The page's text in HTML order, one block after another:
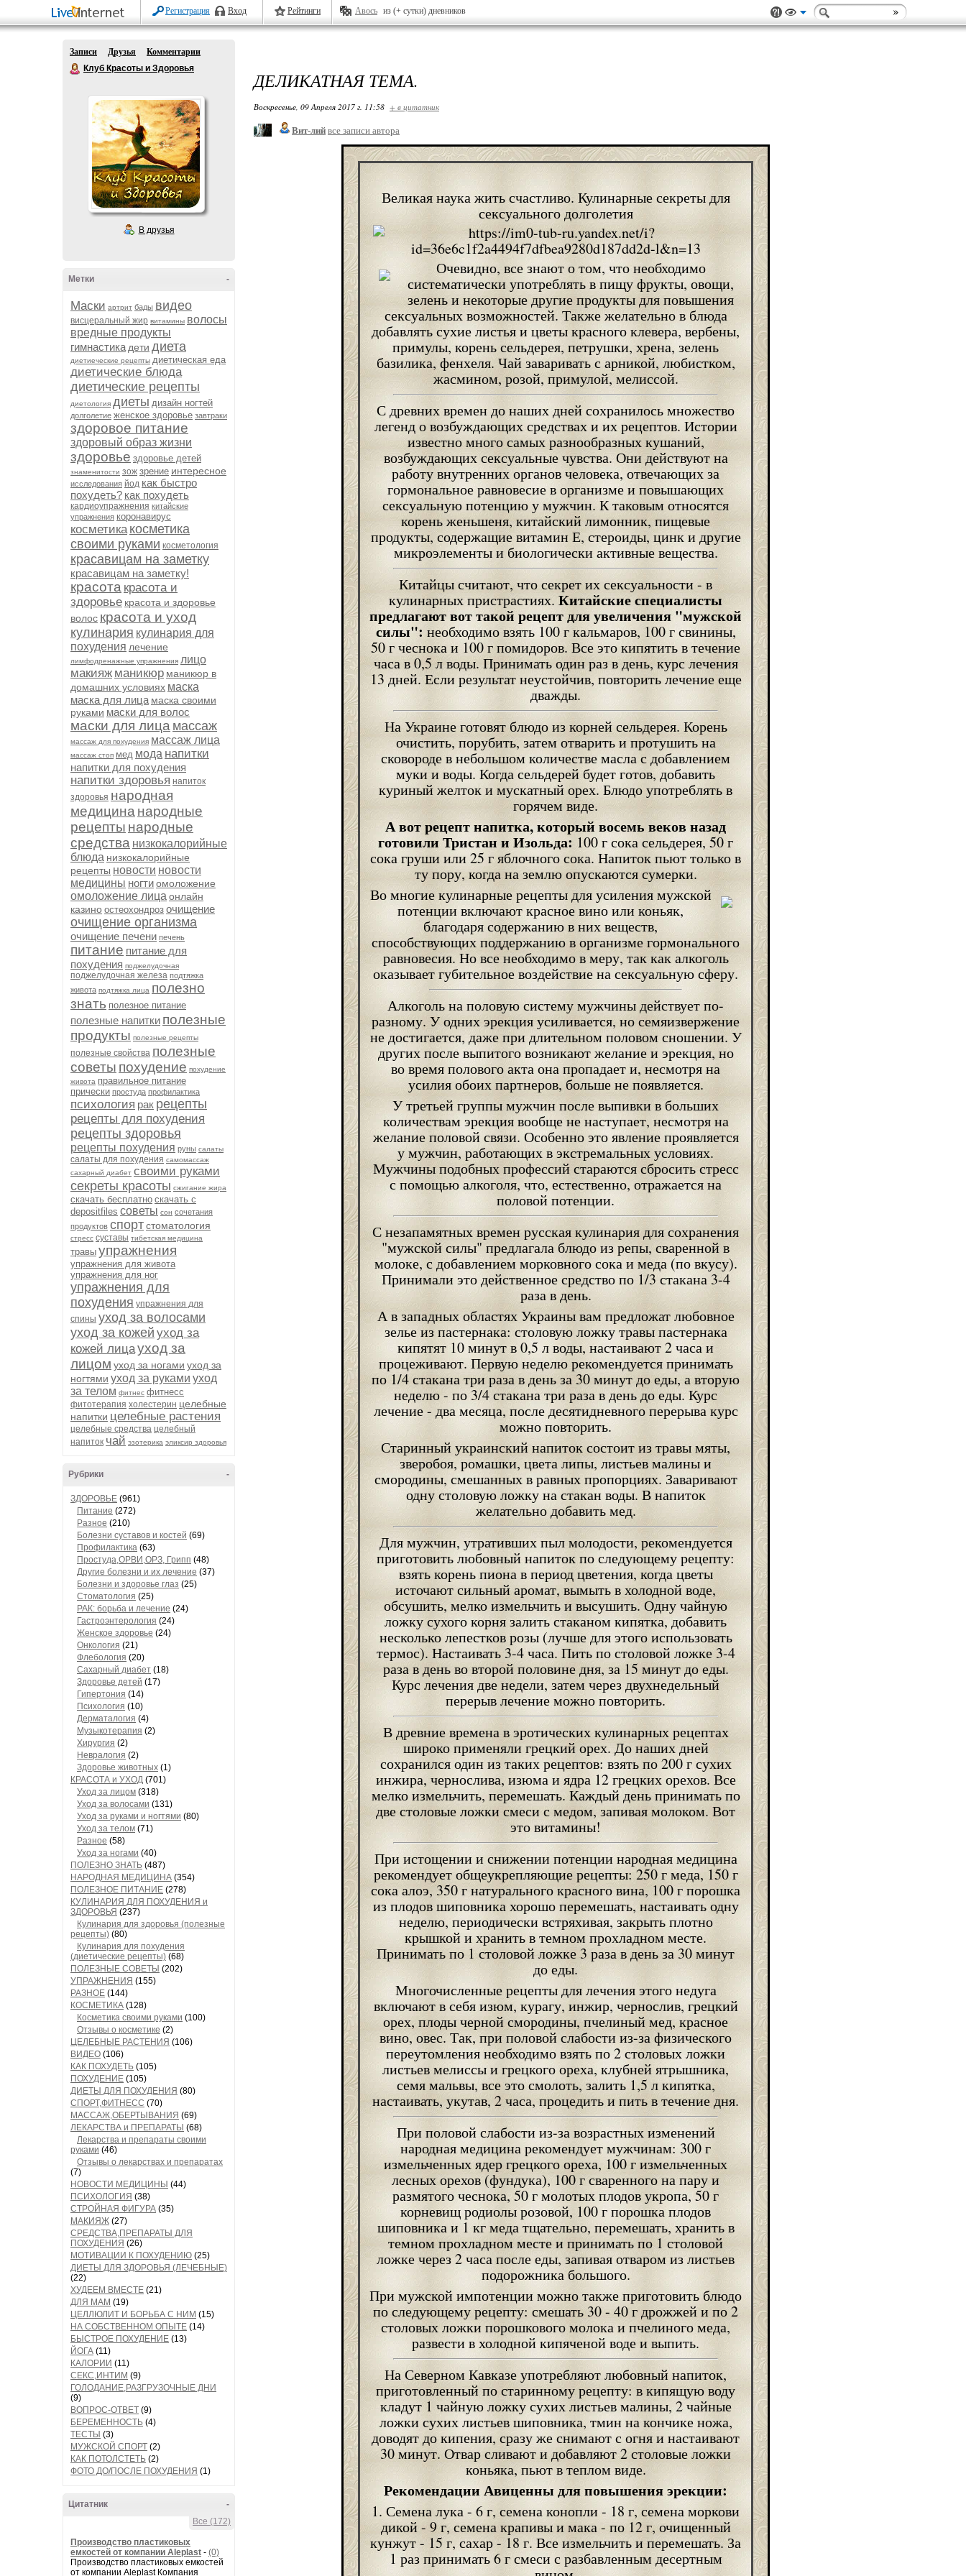
Регистрация Вход Рейтинги Авось из (+ сутки) дневников
Записи Друзья
Комментарии
Клуб Красоты и Здоровья
В друзья
-
Метки
Маски артрит бады видео
висцеральный жир витамины волосы
вредные продукты
гимнастика дети диета
диетиеческие рецепты диетическая еда
диетические блюда
диетические рецепты
диетология диеты дизайн ногтей
долголетие женское здоровье завтраки
здоровое питание
здоровый образ жизни
здоровье здоровье детей
знаменитости зож зрение интересное
исследования йод как быстро
похудеть? как похудеть
кардиоупражнения китайские
упражнения коронавирус
косметика косметика
своими руками косметология
красавицам на заметку
красавицам на заметку!
красота красота и
здоровье красота и здоровье
волос красота и уход
кулинария кулинария для
похудения лечение
лимфодренажные упражнения лицо
макияж маникюр маникюр в
домашних условиях маска
маска для лица маска своими
руками маски для волос
маски для лица массаж
массаж для похудения массаж лица
массаж стоп мед мода напитки
напитки для похудения
напитки здоровья напиток
здоровья народная
медицина народные
рецепты народные
средства низкокалорийные
блюда низкокалорийные
рецепты новости новости
медицины ногтиомоложение
омоложение лица онлайн
казино остеохондроз очищение
очищение организма
очищение печени печень
питание питание для
похудения поджелудочная
поджелудочная железа подтяжка
живота подтяжка лица полезно
знать полезное питание
полезные напитки полезные
продукты полезные рецепты
полезные свойства полезные
советы похудение похудение
живота правильное питание
прически простуда профилактика
психология рак рецепты
рецепты для похудения
рецепты здоровья
рецепты похудения руны салаты
салаты для похудения самомассаж
сахарный диабет своими руками
секреты красоты сжигание жира
скачать бесплатно скачать с
depositfiles советы сон сочетания
продуктов спортстоматология
стресс суставы тибетская медицина
травы упражнения
упражнения для живота
упражнения для ног
упражнения для
похудения упражнения для
спины уход за волосами
уход за кожей уход за
кожей лицауход за
лицом уход за ногами уход за
ногтями уход за руками уход
за телом фитнес фитнесс
фитотерапия холестерин целебные
напитки целебные растения
целебные средства целебный
напиток чай эзотерика эликсир здоровья
-
Рубрики
ЗДОРОВЬЕ (961)
Питание (272)
Разное (210)
Болезни суставов и костей (69)
Профилактика (63)
Простуда,ОРВИ,ОРЗ, Грипп (48)
Другие болезни и их лечение (37)
Болезни и здоровье глаз (25)
Стоматология (25)
РАК: борьба и лечение (24)
Гастроэнтерология (24)
Женское здоровье (24)
Онкология (21)
Флебология (20)
Сахарный диабет (18)
Здоровье детей (17)
Гипертония (14)
Психология (10)
Дерматалогия (4)
Музыкотерапия (2)
Хирургия (2)
Невралогия (2)
Здоровье животных (1)
КРАСОТА и УХОД (701)
Уход за лицом (318)
Уход за волосами (131)
Уход за руками и ногтями (80)
Уход за телом (71)
Разное (58)
Уход за ногами (40)
ПОЛЕЗНО ЗНАТЬ (487)
НАРОДНАЯ МЕДИЦИНА (354)
ПОЛЕЗНОЕ ПИТАНИЕ (278)
КУЛИНАРИЯ ДЛЯ ПОХУДЕНИЯ и
ЗДОРОВЬЯ (237)
Кулинария для здоровья (полезные
рецепты) (80)
Кулинария для похудения
(диетические рецепты) (68)
ПОЛЕЗНЫЕ СОВЕТЫ (202)
УПРАЖНЕНИЯ (155)
РАЗНОЕ (144)
КОСМЕТИКА (128)
Косметика своими руками (100)
Отзывы о косметике (2)
ЦЕЛЕБНЫЕ РАСТЕНИЯ (106)
ВИДЕО (106)
КАК ПОХУДЕТЬ (105)
ПОХУДЕНИЕ (105)
ДИЕТЫ ДЛЯ ПОХУДЕНИЯ (80)
СПОРТ,ФИТНЕСС (70)
МАССАЖ,ОБЕРТЫВАНИЯ (69)
ЛЕКАРСТВА и ПРЕПАРАТЫ (68)
Лекарства и препараты своими
руками (46)
Отзывы о лекарствах и препаратах
(7)
НОВОСТИ МЕДИЦИНЫ (44)
ПСИХОЛОГИЯ (38)
СТРОЙНАЯ ФИГУРА (35)
МАКИЯЖ (27)
СРЕДСТВА,ПРЕПАРАТЫ ДЛЯ
ПОХУДЕНИЯ (26)
МОТИВАЦИИ К ПОХУДЕНИЮ (25)
ДИЕТЫ ДЛЯ ЗДОРОВЬЯ (ЛЕЧЕБНЫЕ)
(22)
ХУДЕЕМ ВМЕСТЕ (21)
ДЛЯ МАМ (19)
ЦЕЛЛЮЛИТ И БОРЬБА С НИМ (15)
НА СОБСТВЕННОМ ОПЫТЕ (14)
БЫСТРОЕ ПОХУДЕНИЕ (13)
ЙОГА (11)
КАЛОРИИ (11)
СЕКС,ИНТИМ (9)
ГОЛОДАНИЕ,РАЗГРУЗОЧНЫЕ ДНИ
(9)
ВОПРОС-ОТВЕТ (9)
БЕРЕМЕННОСТЬ (4)
ТЕСТЫ (3)
МУЖСКОЙ СПОРТ (2)
КАК ПОТОЛСТЕТЬ (2)
ФОТО ДО/ПОСЛЕ ПОХУДЕНИЯ (1)
-
Цитатник
Все (172)
Производство пластиковых
емкостей от компании Aleplast - (0)
Производство пластиковых емкостей
от компании Aleplast Компания
ДЕЛИКАТНАЯ ТЕМА.
Воскресенье, 09 Апреля 2017 г. 11:58 + в цитатник
Вит-лий все записи автора
Великая наука жить счастливо. Кулинарные секреты для
сексуального долголетия
Очевидно, все знают о том, что необходимо
систематически употреблять в пищу фрукты, овощи,
зелень и некоторые другие продукты для повышения
сексуальных возможностей. Также желательно в блюда
добавлять сухие листья и цветы красного клевера, вербены,
примулы, корень сельдерея, петрушки, хрена, зелень
базилика, фенхеля. Чай заваривать с арникой, любистком,
жасмином, розой, примулой, мелиссой.
С древних времен до наших дней сохранилось множество
легенд о возбуждающих средствах и их рецептов. Истории
известно много самых разнообразных кушаний,
возбуждающих сексуальные чувства. Они действуют на
работу внутренних органов человека, отвечающих за
гормональное равновесие в организме и повышающих
сексуальную потенцию у мужчин. К таковым относятся
корень женьшеня, китайский лимонник, пищевые
продукты, содержащие витамин Е, стероиды, цинк и другие
микроэлементы и биологически активные вещества.
Китайцы считают, что секрет их сексуальности - в
кулинарных пристрастиях. Китайские специалисты
предлагают вот такой рецепт для увеличения "мужской
силы": необходимо взять 100 г кальмаров, 100 г свинины,
50 г чеснока и 100 г помидоров. Все это кипятить в течение
часа в 0,5 л воды. Принимать один раз в день, курс лечения
13 дней. Если результат неустойчив, повторить лечение еще
дважды.
На Украине готовят блюдо из корней сельдерея. Корень
очистить, порубить, затем отварить и протушить на
сковороде в небольшом количестве масла с добавлением
муки и воды. Когда сельдерей будет готов, добавить
куриный желток и мускатный орех. Блюдо употреблять в
горячем виде.
А вот рецепт напитка, который восемь веков назад
готовили Тристан и Изольда: 100 г сока сельдерея, 50 г
сока груши или 25 г яблочного сока. Напиток пьют только в
ту пору, когда на землю опускаются сумерки.
Во многие кулинарные рецепты для усиления мужской
потенции включают красное вино или коньяк,
благодаря содержанию в них веществ,
способствующих поддержанию в организме гормонального
равновесия. Но все необходимо в меру, так как алкоголь
оказывает губительное воздействие на сексуальную сферу.
Алкоголь на половую систему мужчины действует по-
разному. У одних эрекция усиливается, но семяизвержение
не достигается, даже при длительном половом сношении. У
других после выпитого возникают желание и эрекция, но
во время полового акта она пропадает и, несмотря на
усилия обоих партнеров, больше не появляется.
У третьей группы мужчин после выпивки в больших
количествам эрекция вообще не наступает, несмотря на
желание половой связи. Особенно это явление проявляется
у мужчин, работающих в экстремальных условиях.
Мужчины подобных профессий стараются сбросить стресс
с помощью алкоголя, что, естественно, отражается на
половой потенции.
С незапамятных времен русская кулинария для сохранения
"мужской силы" предлагала блюдо из репы, сваренной в
молоке, с добавлением морковного сока и меда (по вкусу).
Принимали это действенное средство по 1/3 стакана 3-4
раза в день.
А в западных областях Украины вам предложат любовное
зелье из пастернака: столовую ложку травы пастернака
кипятят 10 минут в 0,5 л воды, настаивают 2 часа и
процеживают. Первую неделю рекомендуется принимать
по 1/4 стакана три раза в день за 30 минут до еды, а вторую
неделю - по 3/4 стакана три раза в день до еды. Курс
лечение - два месяца, после десятидневного перерыва курс
можно повторить.
Старинный украинский напиток состоит из травы мяты,
зверобоя, ромашки, цвета липы, листьев малины и
смородины, смешанных в равных пропорциях. Заваривают
одну столовую ложку на стакан воды. В напиток
желательно добавить мед.
Для мужчин, утративших пыл молодости, рекомендуется
приготовить любовный напиток по следующему рецепту:
взять корень пиона в период цветения, когда цветы
источают сильный аромат, вымыть в холодной воде,
обсушить, мелко измельчить и высушить. Одну чайную
ложку сухого корня залить стаканом кипятка, добавить
несколько лепестков розы (лучше для этого использовать
термос). Настаивать 3-4 часа. Пить по столовой ложке 3-4
раза в день во второй половине дня, за 15 минут до еды.
Курс лечения две недели, затем через двухнедельный
перерыв лечение можно повторить.
В древние времена в эротических кулинарных рецептах
широко применяли грецкий орех. До наших дней
сохранился один из таких рецептов: взять по 200 г сухих
инжира, чернослива, изюма и ядра 12 грецких орехов. Все
мелко измельчить, перемешать. Каждый день принимать по
две столовые ложки смеси с медом, запивая молоком. Вот
это витамины!
При истощении и снижении потенции народная медицина
рекомендует общеукрепляющие рецепты: 250 г меда, 150 г
сока алоэ, 350 г натурального красного вина, 100 г порошка
из плодов шиповника хорошо перемешать, настаивать одну
неделю, периодически встряхивая, закрыть плотно
крышкой и хранить в темном прохладном месте.
Принимать по 1 столовой ложке 3 раза в день за 30 минут
до еды.
Многочисленные рецепты для лечения этого недуга
включают в себя изюм, курагу, инжир, чернослив, грецкий
орех, плоды черной смородины, пчелиный мед, красное
вино, овес. Так, при половой слабости из-за физического
переутомления необходимо взять по 2 столовых ложки
листьев мелиссы и грецкого ореха, клубней ятрышника,
семя мальвы, все это смолоть, залить 1,5 л кипятка,
настаивать, укутав, 2 часа, процедить и пить в течение дня.
При половой слабости из-за возрастных изменений
народная медицина рекомендует мужчинам: 300 г
измельченных ядер грецкого ореха, 100 г измельченных
лесных орехов (фундука), 100 г сваренного на пару и
размятого чеснока, 50 г молотых плодов укропа, 50 г
корневищ родиолы розовой, 100 г порошка плодов
шиповника и 1 кг меда тщательно, перемешать, хранить в
темном прохладном месте и принимать по 1 столовой
ложке через 2 часа после еды, запивая отваром из листьев
подорожника большого.
При мужской импотенции можно также приготовить блюдо
по следующему рецепту: смешать 30 - 40 г дрожжей и по 2
столовых ложки порошкового молока и пчелиного меда,
развести в холодной кипяченой воде и выпить.
На Северном Кавказе употребляют любовный напиток,
приготовленный по старинному рецепту: в кипящую воду
кладут 1 чайную ложку сухих листьев малины, 2 чайные
ложки сухих листьев шиповника, тмин на кончике ножа,
доводят до кипения, сразу же снимают с огня и настаивают
30 минут. Отвар сливают и добавляют 2 столовые ложки
коньяка, пьют в теплом виде.
Рекомендации Авиценны для повышения эрекции:
1. Семена лука - 6 г, семена конопли - 18 г, семена моркови
дикой - 9 г, семена крапивы и мака - по 12 г, очищенный
кунжут - 15 г, сахар - 18 г. Все измельчить и перемешать. За
1 раз принимать 6 г смеси с разбавленным десертным